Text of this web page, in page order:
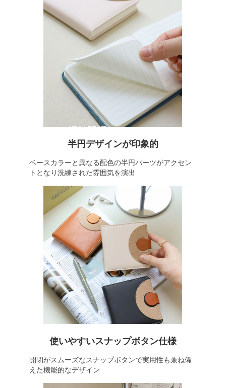
半円デザインが印象的
ベースカラーと異なる配色の半円パーツがアクセン
トとなり洗練された雰囲気を演出
使いやすいスナップボタン仕様
開閉がスムーズなスナップボタンで実用性も兼ね備
えた機能的なデザイン